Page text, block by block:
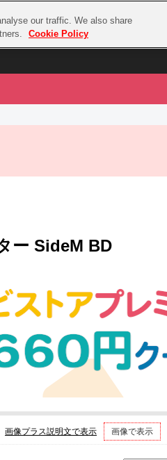
EVENT
ASOBI STAGEラブライブ！サンシャイン‼
モフモフパレード
ー SideM BD
画像プラス説明文で表示 画像で表示
our traffic. We also share
Cookie Policy